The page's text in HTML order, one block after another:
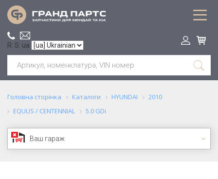
R: S: ua
Головна сторінка Каталоги HYUNDAI
2010
EQUUS / CENTENNIAL
5.0 GDi
Ваш гараж